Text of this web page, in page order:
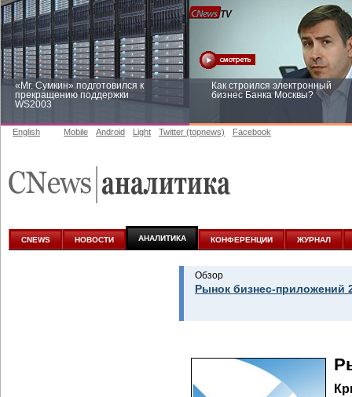
«Mr. Сумкин» подготовился к
прекращению поддержки
WS2003
Как строился электронный
бизнес Банка Москвы?
аналитике
English Mobile Android Light Twitter (topnews) Facebook
CNEWS НОВОСТИ АНАЛИТИКА КОНФЕРЕНЦИИ ЖУРНАЛ
Обзор
Рынок бизнес-приложений